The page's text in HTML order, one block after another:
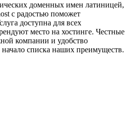
доменных имен латиницей,
с радостью поможет
доступна для всех
место на хостинге. Честные
компании и удобство
списка наших преимуществ.